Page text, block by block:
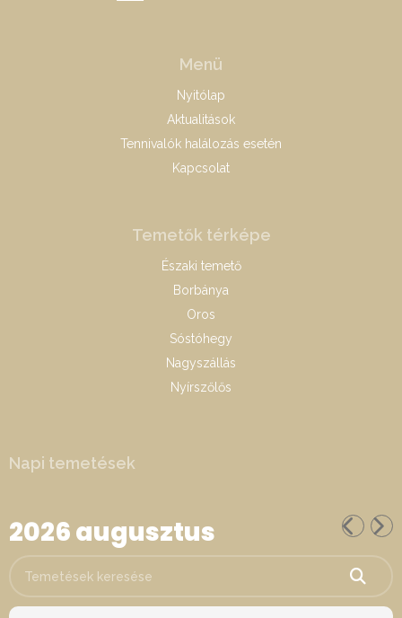
Menü
Nyitólap
Aktualitások
Tennivalók halálozás esetén
Kapcsolat
Temetők térképe
Északi temető
Borbánya
Oros
Sóstóhegy
Nagyszállás
Nyírszőlős
Napi temetések
2026 augusztus